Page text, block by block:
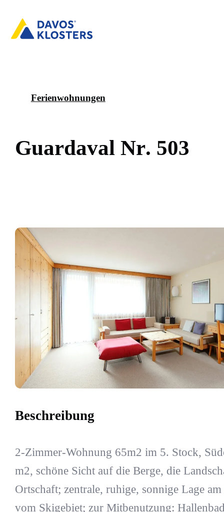
Ferienwohnungen
Guardaval Nr. 503
Beschreibung
2-Zimmer-Wohnung 65m2 im 5. Stock,
m2, schöne Sicht auf die Berge, die
Ortschaft; zentrale, ruhige, sonnige Lage
vom Skigebiet; zur Mitbenutzung: